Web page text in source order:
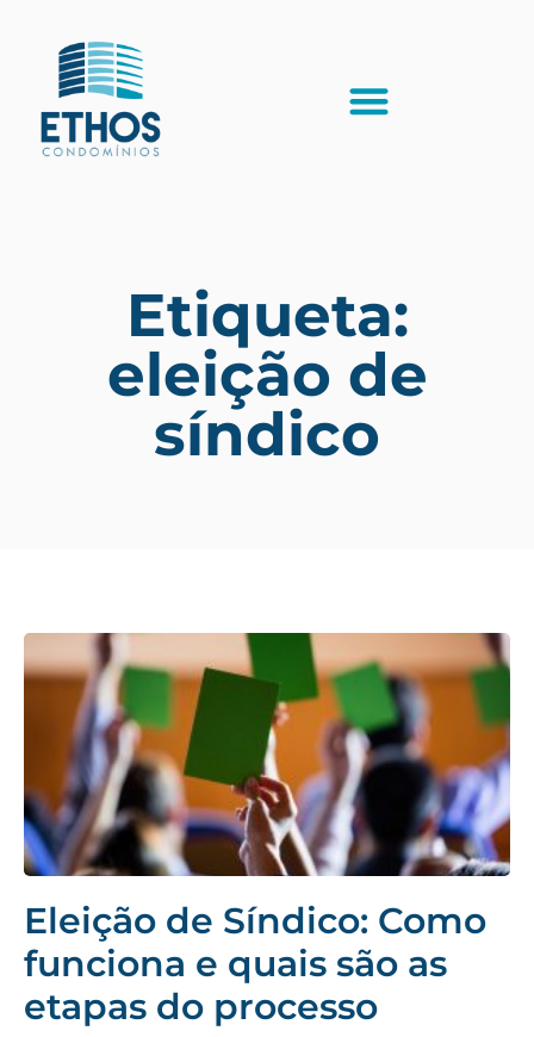
Etiqueta:
eleição de
síndico
Eleição de Síndico: Como
funciona e quais são as
etapas do processo